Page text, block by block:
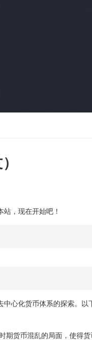
，现在开始吧！
心化货币体系的探索。以
期货币混乱的局面，使得